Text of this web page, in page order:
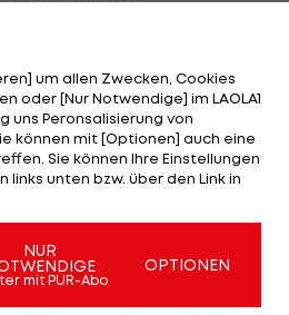
sich die Spieler nur
Kontakte darüber
Präventionskonzept
der Österreichische
zuständige
informiert.
um allen Zwecken, Cookies
oder [Nur Notwendige] im LAOLA1
uns Peronsalisierung von
können mit [Optionen] auch eine
Sie können Ihre Einstellungen
unten bzw. über den Link in
NUR
mit PUR-Abo
OPTIONEN